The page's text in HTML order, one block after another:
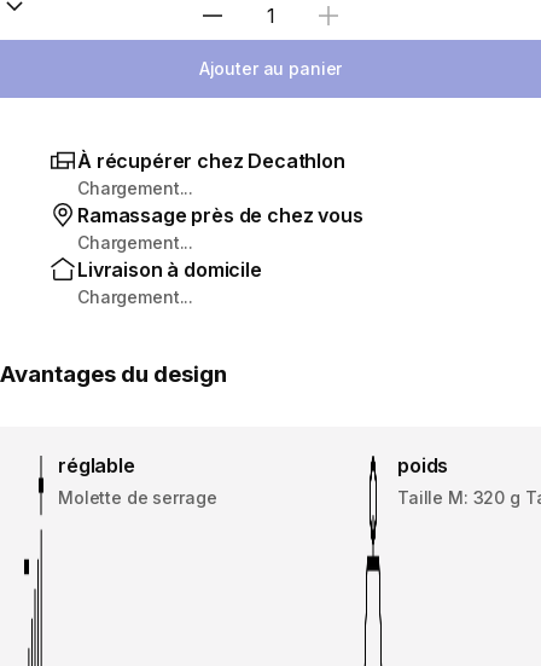
Sélectionnez la quantité
Ajouter au panier
À récupérer chez Decathlon
Chargement...
Ramassage près de chez vous
Chargement...
Livraison à domicile
Chargement...
Avantages du design
réglable
Molette de serrage
poids
Taille M: 320 g